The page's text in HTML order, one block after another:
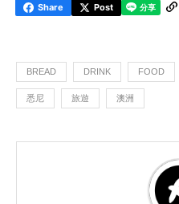
Share Post
BREAD DRINK FOOD
悉尼 旅遊 澳洲